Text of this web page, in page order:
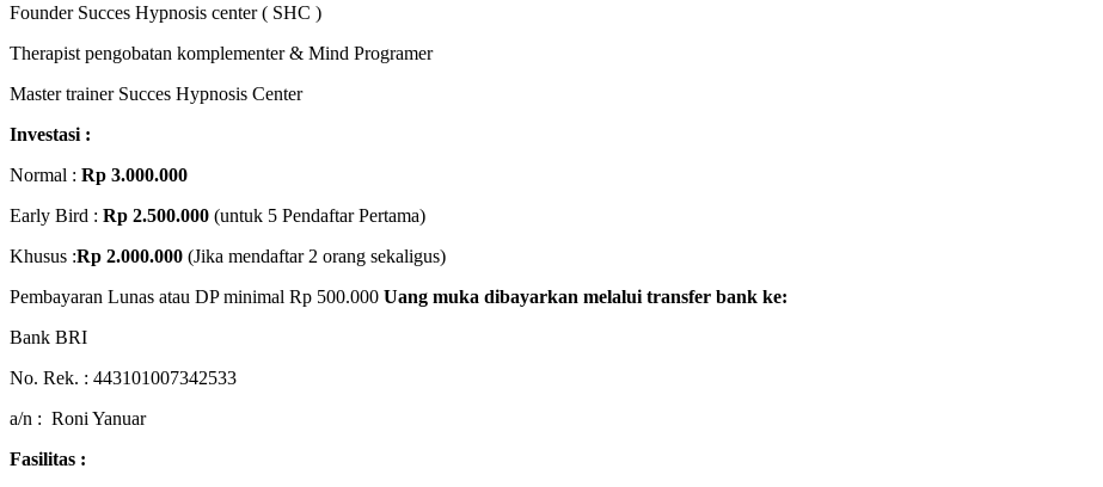
Founder Succes Hypnosis center ( SHC )
Therapist pengobatan komplementer & Mind Programer
Master trainer Succes Hypnosis Center
Investasi :
Normal : Rp 3.000.000
Early Bird : Rp 2.500.000 (untuk 5 Pendaftar Pertama)
Khusus :Rp 2.000.000 (Jika mendaftar 2 orang sekaligus)
Pembayaran Lunas atau DP minimal Rp 500.000 Uang muka dibayarkan melalui transfer bank ke:
Bank BRI
No. Rek. : 443101007342533
a/n : Roni Yanuar
Fasilitas :